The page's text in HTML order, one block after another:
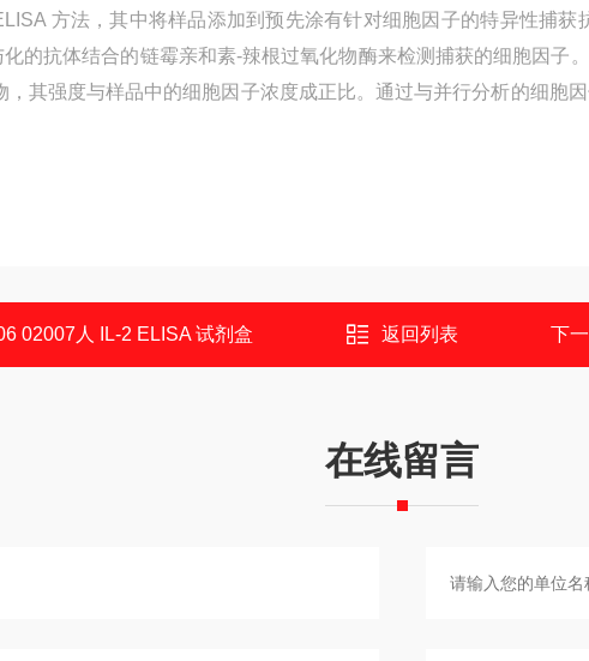
方法，其中将样品添加到预先涂有针对细胞因子的特异性捕
的抗体结合的链霉亲和素-辣根过氧化物酶来检测捕获的细胞因子
，其强度与样品中的细胞因子浓度成正比。通过与并行分析的细胞
02007人 IL-2 ELISA 试剂盒 返回列表 下一
在线留言